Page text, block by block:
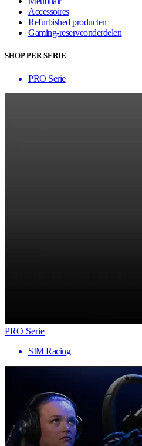
Accessoires
Refurbished producten
Gaming-reserveonderdelen
SHOP PER SERIE
PRO Serie
PRO Serie
SIM Racing